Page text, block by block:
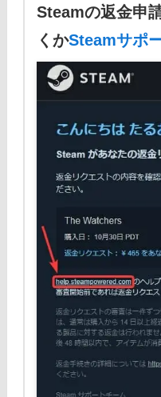
Steamの返金申
くかSteamサポ